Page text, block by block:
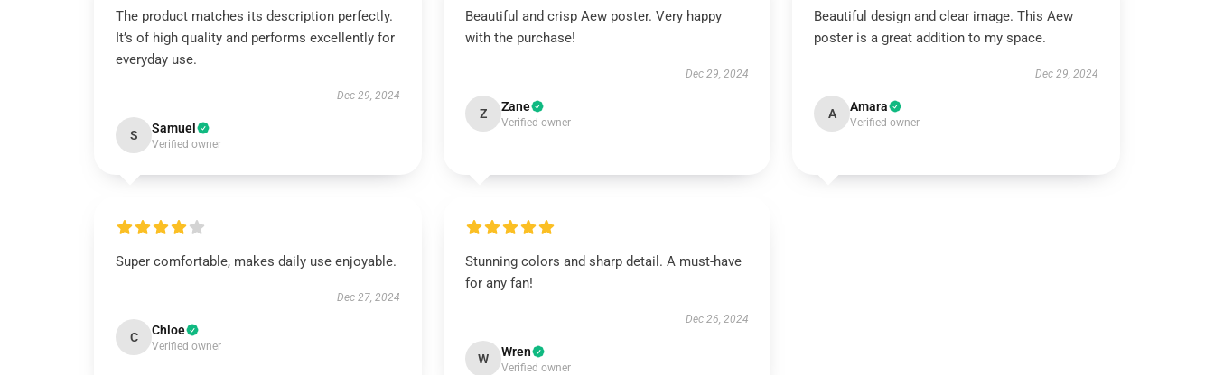
The product matches its description perfectly.
It’s of high quality and performs excellently for
everyday use.
Dec 29, 2024
S Samuel
Verified owner
Beautiful and crisp Aew poster. Very happy
with the purchase!
Dec 29, 2024
Z Zane
Verified owner
Beautiful design and clear image. This Aew
poster is a great addition to my space.
Dec 29, 2024
A Amara
Verified owner
Super comfortable, makes daily use enjoyable.
Dec 27, 2024
C Chloe
Verified owner
Stunning colors and sharp detail. A must-have
for any fan!
Dec 26, 2024
W Wren
Verified owner